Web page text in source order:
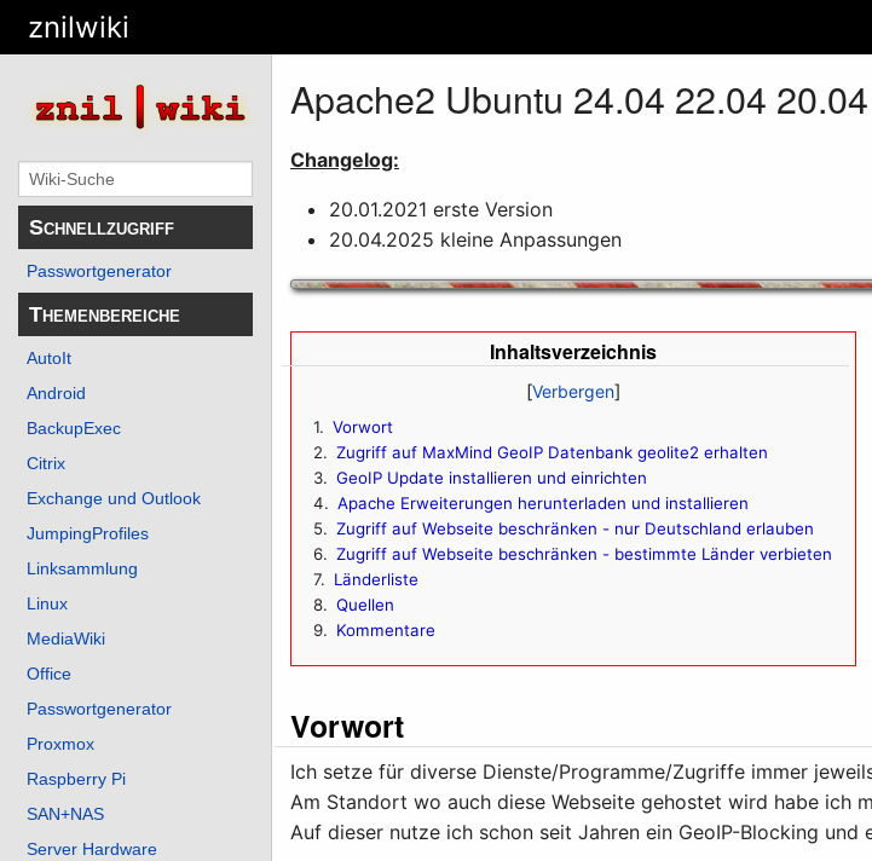
znilwiki
Schnellzugriff
Passwortgenerator
Themenbereiche
AutoIt
Android
BackupExec
Citrix
Exchange und Outlook
JumpingProfiles
Linksammlung
Linux
MediaWiki
Office
Passwortgenerator
Proxmox
Raspberry Pi
SAN+NAS
Server Hardware
Apache2 Ubuntu 24.04 22.04
Changelog:
20.01.2021 erste Version
20.04.2025 kleine Anpassungen
Inhaltsverzeichnis
1
Vorwort
2
Zugriff auf MaxMind GeoIP Datenbank geolite2 erhalten
3
GeoIP Update installieren und einrichten
4
Apache Erweiterungen herunterladen und installieren
5
Zugriff auf Webseite beschränken - nur Deutschland erlauben
6
Zugriff auf Webseite beschränken - bestimmte Länder verbieten
7
Länderliste
8
Quellen
9
Kommentare
Vorwort
Ich setze für diverse Dienste/Programme/Zugriffe immer
Am Standort wo auch diese Webseite gehostet wird habe ich
Auf dieser nutze ich schon seit Jahren ein GeoIP-Blocking